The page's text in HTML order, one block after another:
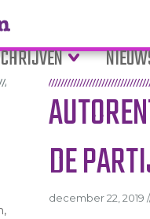
DE
december 22, 2019